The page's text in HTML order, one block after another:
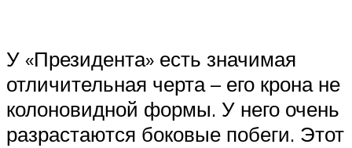
У «Президента» есть значимая
отличительная черта – его крона не
колоновидной формы. У него очень
разрастаются боковые побеги. Этот